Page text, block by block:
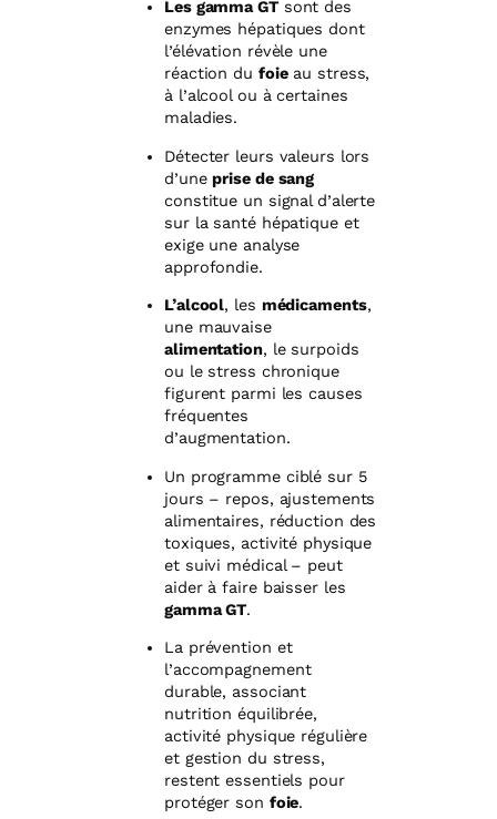
Les gamma GTsont des
enzymes hépatiques dont
l’élévation révèle une
réaction du foieau stress,
à l’alcool ou à certaines
maladies.
Détecter leurs valeurs lors
d’uneprise de sang
constitue un signal d’alerte
sur la santé hépatique et
exige une analyse
approfondie.
L’alcool, les médicaments,
une mauvaise
alimentation, le surpoids
ou le stress chronique
figurent parmi les causes
fréquentes
d’augmentation.
Un programme ciblé sur 5
jours – repos, ajustements
alimentaires, réduction des
toxiques, activité physique
et suivi médical – peut
aider à faire baisser les
gamma GT.
La prévention et
l’accompagnement
durable, associant
nutrition équilibrée,
activité physique régulière
et gestion du stress,
restent essentiels pour
protéger son foie.